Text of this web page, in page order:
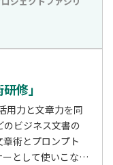
修」
用力と文章力を同
ビジネス文書の
術とプロンプト
として使いこなす